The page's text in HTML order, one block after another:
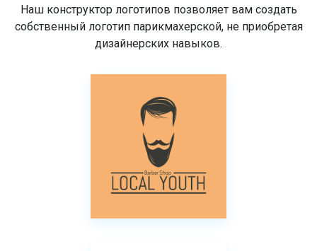
Наш конструктор логотипов позволяет вам создать
собственный логотип парикмахерской, не приобретая
дизайнерских навыков.